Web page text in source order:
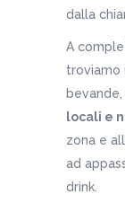
dalla
A
troviamo
bevande,
locali e
zona e
ad
drink.